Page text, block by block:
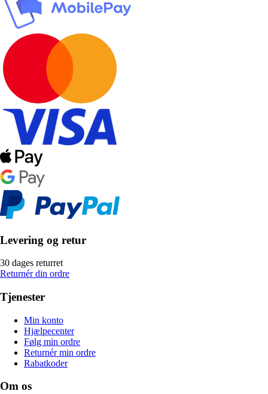
Levering og retur
30 dages returret
Returnér din ordre
Tjenester
Min konto
Hjælpecenter
Følg min ordre
Returnér min ordre
Rabatkoder
Om os